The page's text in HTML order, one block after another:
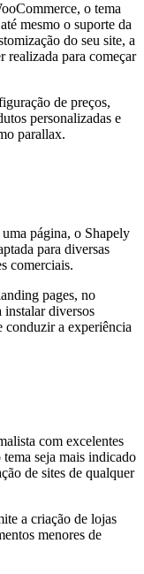
o tema
mesmo o suporte da
do seu site, a
realizada para começar
de preços,
personalizadas e
parallax.
página, o Shapely
para diversas
comerciais.
pages, no
instalar diversos
conduzir a experiência
com excelentes
seja mais indicado
de sites de qualquer
a criação de lojas
menores de